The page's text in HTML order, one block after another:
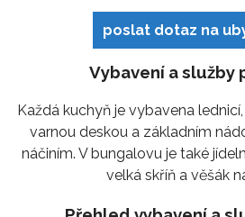
poslat dotaz na
Vybavení a služby
Každá kuchyň je vybavena
varnou deskou a základním
náčiním. V bungalovu je také
velká skříň a věšák